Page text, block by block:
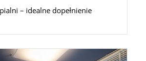
– idealne dopełnienie